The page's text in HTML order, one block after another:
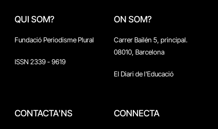
QUI SOM?
Fundació Periodisme Plural
ISSN 2339 - 9619
ON SOM?
Carrer Bailén 5, principal.
08010, Barcelona
El Diari de l'Educació
CONTACTA'NS CONNECTA